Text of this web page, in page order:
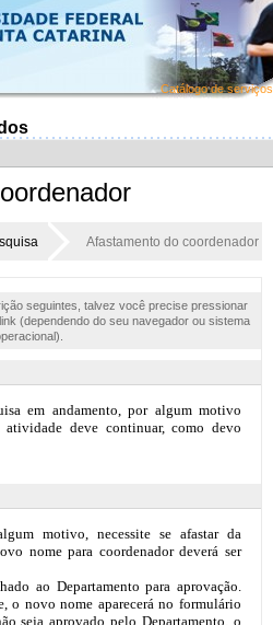
Catálogo de serviços
Afastamento do coordenador
seguintes, talvez você precise pressionar
(dependendo do seu navegador ou sistema